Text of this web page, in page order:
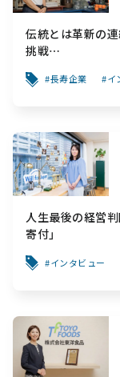
伝統とは革新の
挑戦
こだわり、ガラス
長寿企業 イ
人生最後の経営判
寄付」
インタビュー